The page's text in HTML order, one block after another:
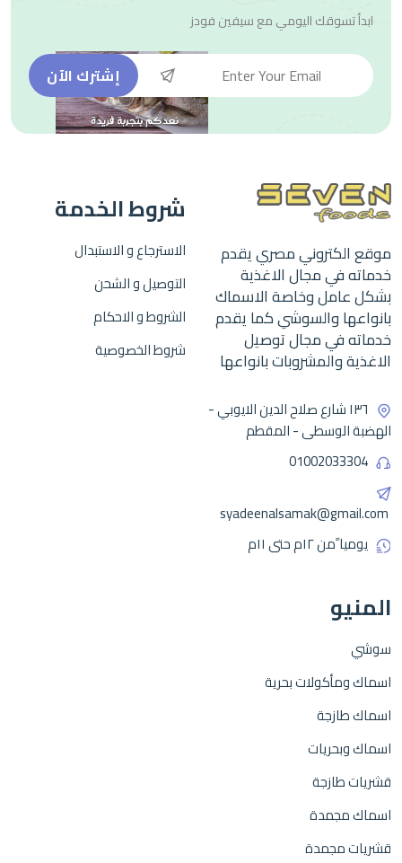
ابدأ تسوقك اليومي معسيفين فودز
إشترك الآن
موقع الكتروني مصري يقدم
خدماته في مجال الاغذية
بشكل عامل وخاصة الاسماك
بانواعها والسوشي كما يقدم
خدماته في مجال توصيل
الاغذية والمشروبات بانواعها
١٣٦ شارع صلاح الدين الايوبي -
الهضبة الوسطى - المقطم
01002033304
syadeenalsamak@gmail.com
يوميا ًمن ١٢م حتى ١١م
شروط الخدمة
الاسترجاع و الاستبدال
التوصيل و الشحن
الشروط و الاحكام
شروط الخصوصية
المنيو
سوشي
اسماك ومأكولات بحرية
اسماك طازجة
اسماك وبحريات
قشريات طازجة
اسماك مجمدة
قشريات مجمدة